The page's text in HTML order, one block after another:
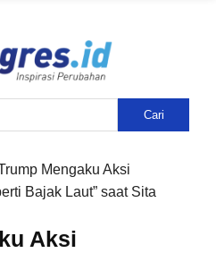
Cari
Mengaku Aksi
Bajak Laut” saat Sita
Aksi